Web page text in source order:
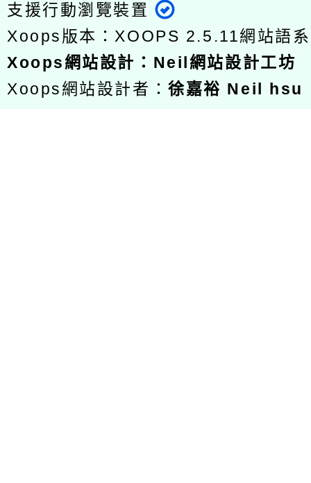
支援行動瀏覽裝置
Xoops版本：XOOPS 2.5.11網站語
Xoops網站設計 ： Neil網站設計工坊
Xoops網站設計者：徐嘉裕 Neil hsu